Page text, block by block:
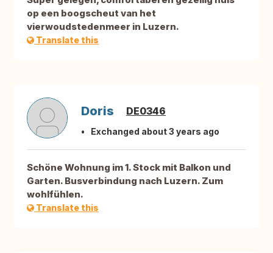
op een boogscheut van het
vierwoudstedenmeer in Luzern.
Translate this
Doris DE0346
Exchanged about 3 years ago
Schöne Wohnung im 1. Stock mit Balkon und
Garten. Busverbindung nach Luzern. Zum
wohlfühlen.
Translate this